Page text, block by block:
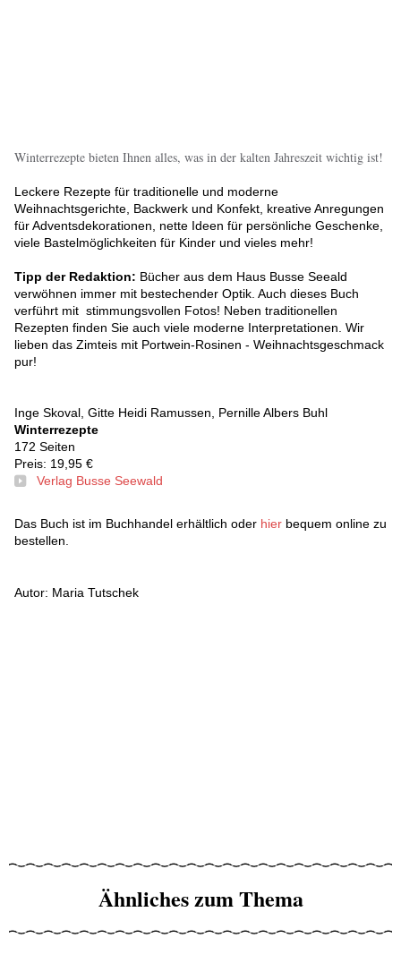
Winterrezepte bieten Ihnen alles, was in der kalten Jahreszeit wichtig ist!
Leckere Rezepte für traditionelle und moderne
Weihnachtsgerichte, Backwerk und Konfekt, kreative Anregungen
für Adventsdekorationen, nette Ideen für persönliche Geschenke,
viele Bastelmöglichkeiten für Kinder und vieles mehr!
Tipp der Redaktion: Bücher aus dem Haus Busse Seeald
verwöhnen immer mit bestechender Optik. Auch dieses Buch
verführt mit stimmungsvollen Fotos! Neben traditionellen
Rezepten finden Sie auch viele moderne Interpretationen. Wir
lieben das Zimteis mit Portwein-Rosinen - Weihnachtsgeschmack
pur!
Inge Skoval, Gitte Heidi Ramussen, Pernille Albers Buhl
Winterrezepte
172 Seiten
Preis: 19,95 €
Verlag Busse Seewald
Das Buch ist im Buchhandel erhältlich oder hier bequem online zu
bestellen.
Autor: Maria Tutschek
Ähnliches zum Thema